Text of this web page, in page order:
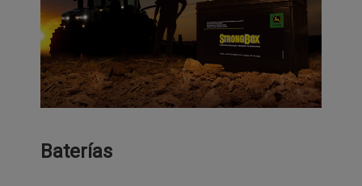
Baterías